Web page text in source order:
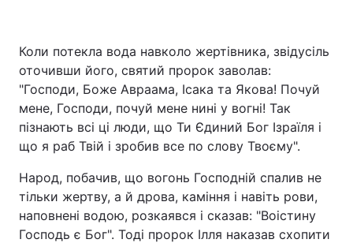
Коли потекла вода навколо жертівника, звідусіль
оточивши його, святий пророк заволав:
"Господи, Боже Авраама, Ісака та Якова! Почуй
мене, Господи, почуй мене нині у вогні! Так
пізнають всі ці люди, що Ти Єдиний Бог Ізраїля і
що я раб Твій і зробив все по слову Твоєму".
Народ, побачив, що вогонь Господній спалив не
тільки жертву, а й дрова, каміння і навіть рови,
наповнені водою, розкаявся і сказав: "Воістину
Господь є Бог". Тоді пророк Ілля наказав схопити